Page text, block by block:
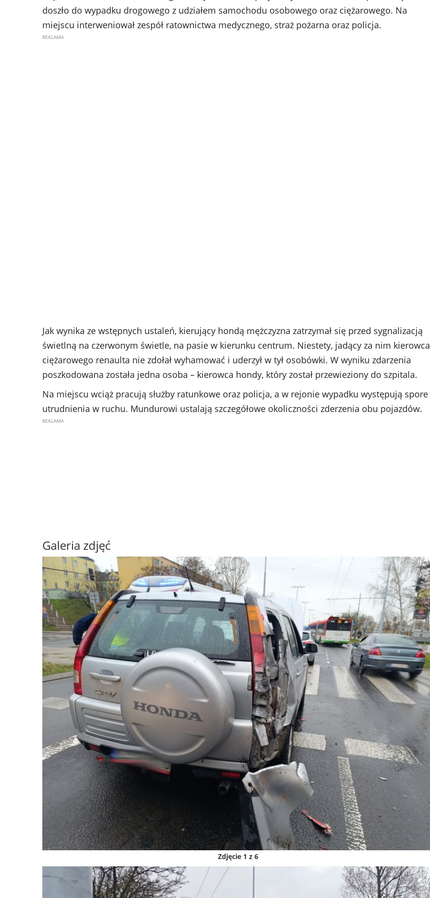
doszło do wypadku drogowego z udziałem samochodu osobowego oraz ciężarowego. Na
miejscu interweniował zespół ratownictwa medycznego, straż pożarna oraz policja.
Jak wynika ze wstępnych ustaleń, kierujący hondą mężczyzna zatrzymał się przed sygnalizacją
świetlną na czerwonym świetle, na pasie w kierunku centrum. Niestety, jadący za nim kierowca
ciężarowego renaulta nie zdołał wyhamować i uderzył w tył osobówki. W wyniku zdarzenia
poszkodowana została jedna osoba – kierowca hondy, który został przewieziony do szpitala.
Na miejscu wciąż pracują służby ratunkowe oraz policja, a w rejonie wypadku występują spore
utrudnienia w ruchu. Mundurowi ustalają szczegółowe okoliczności zderzenia obu pojazdów.
Galeria zdjęć
Zdjęcie 1 z 6